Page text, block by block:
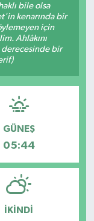
bile olsa
kenarında bir
için
Ahlâkını
bir
GÜNEŞ
05:44
İKINDI